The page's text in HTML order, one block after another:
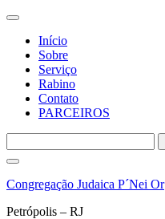
Início
Sobre
Serviço
Rabino
Contato
PARCEIROS
por:
Pular
o
Congregação Judaica P´Nei Or
Petrópolis – RJ